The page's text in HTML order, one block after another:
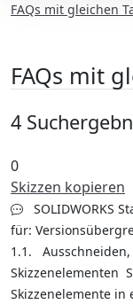
FAQs mit gleichen
FAQs mit
4
0
Skizzen kopieren
SOLIDWORKS
für:
1.1.
Skizzenelementen
Skizzenelemente in